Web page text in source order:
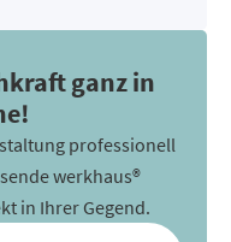
ganz in
professionell
werkhaus®
in Ihrer Gegend.